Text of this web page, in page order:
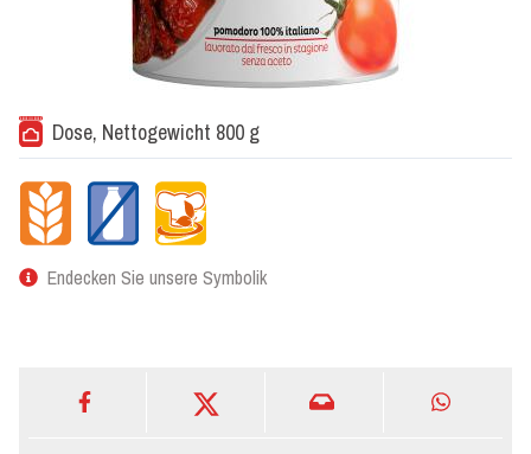
Dose, Nettogewicht 800 g
Endecken Sie unsere Symbolik